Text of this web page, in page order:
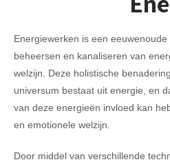
Energiewerken is een
beheersen en kanaliseren van
welzijn. Deze holistische
universum bestaat uit energie, en
van deze energieën invloed kan
en emotionele welzijn.
Door middel van verschillende